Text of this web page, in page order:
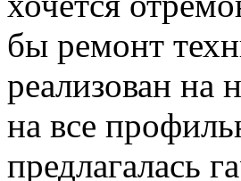
бы ремонт
реализован на
на все
предлагалась